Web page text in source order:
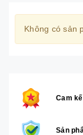
Không có sản
Cam
Sản